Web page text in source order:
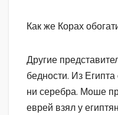
Как же Корах
Другие
бедности. Из
ни серебра. Моше
еврей взял у